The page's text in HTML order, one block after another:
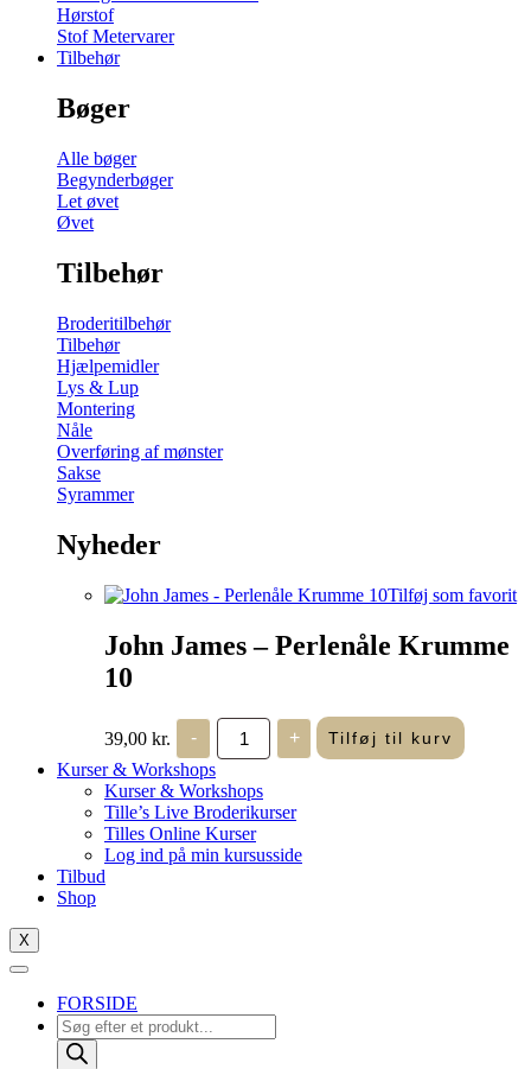
Hørstof
Stof Metervarer
Tilbehør
Bøger
Alle bøger
Begynderbøger
Let øvet
Øvet
Tilbehør
Broderitilbehør
Tilbehør
Hjælpemidler
Lys & Lup
Montering
Nåle
Overføring af mønster
Sakse
Syrammer
Nyheder
Tilføj som favorit
John James – Perlenåle Krumme
10
39,00 kr. -
John
James
-
Perlenåle
Krumme
10
antal
+ Tilføj til kurv
Kurser & Workshops
Kurser & Workshops
Tille’s Live Broderikurser
Tilles Online Kurser
Log ind på min kursusside
Tilbud
Shop
X
FORSIDE
Products
search